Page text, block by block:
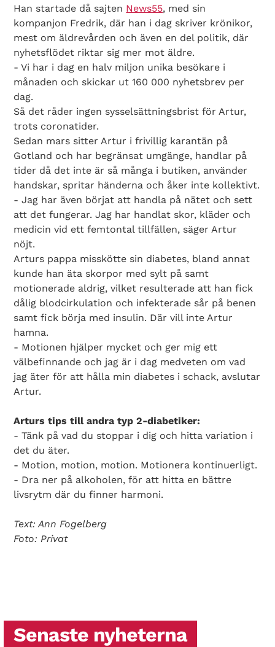
Han startade då sajten News55, med sin
kompanjon Fredrik, där han i dag skriver krönikor,
mest om äldrevården och även en del politik, där
nyhetsflödet riktar sig mer mot äldre.
- Vi har i dag en halv miljon unika besökare i
månaden och skickar ut 160 000 nyhetsbrev per
dag.
Så det råder ingen sysselsättningsbrist för Artur,
trots coronatider.
Sedan mars sitter Artur i frivillig karantän på
Gotland och har begränsat umgänge, handlar på
tider då det inte är så många i butiken, använder
handskar, spritar händerna och åker inte kollektivt.
- Jag har även börjat att handla på nätet och sett
att det fungerar. Jag har handlat skor, kläder och
medicin vid ett femtontal tillfällen, säger Artur
nöjt.
Arturs pappa misskötte sin diabetes, bland annat
kunde han äta skorpor med sylt på samt
motionerade aldrig, vilket resulterade att han fick
dålig blodcirkulation och infekterade sår på benen
samt fick börja med insulin. Där vill inte Artur
hamna.
- Motionen hjälper mycket och ger mig ett
välbefinnande och jag är i dag medveten om vad
jag äter för att hålla min diabetes i schack, avslutar
Artur.
Arturs tips till andra typ 2-diabetiker:
- Tänk på vad du stoppar i dig och hitta variation i
det du äter.
- Motion, motion, motion. Motionera kontinuerligt.
- Dra ner på alkoholen, för att hitta en bättre
livsrytm där du finner harmoni.
Text: Ann Fogelberg
Foto: Privat
Senaste nyheterna